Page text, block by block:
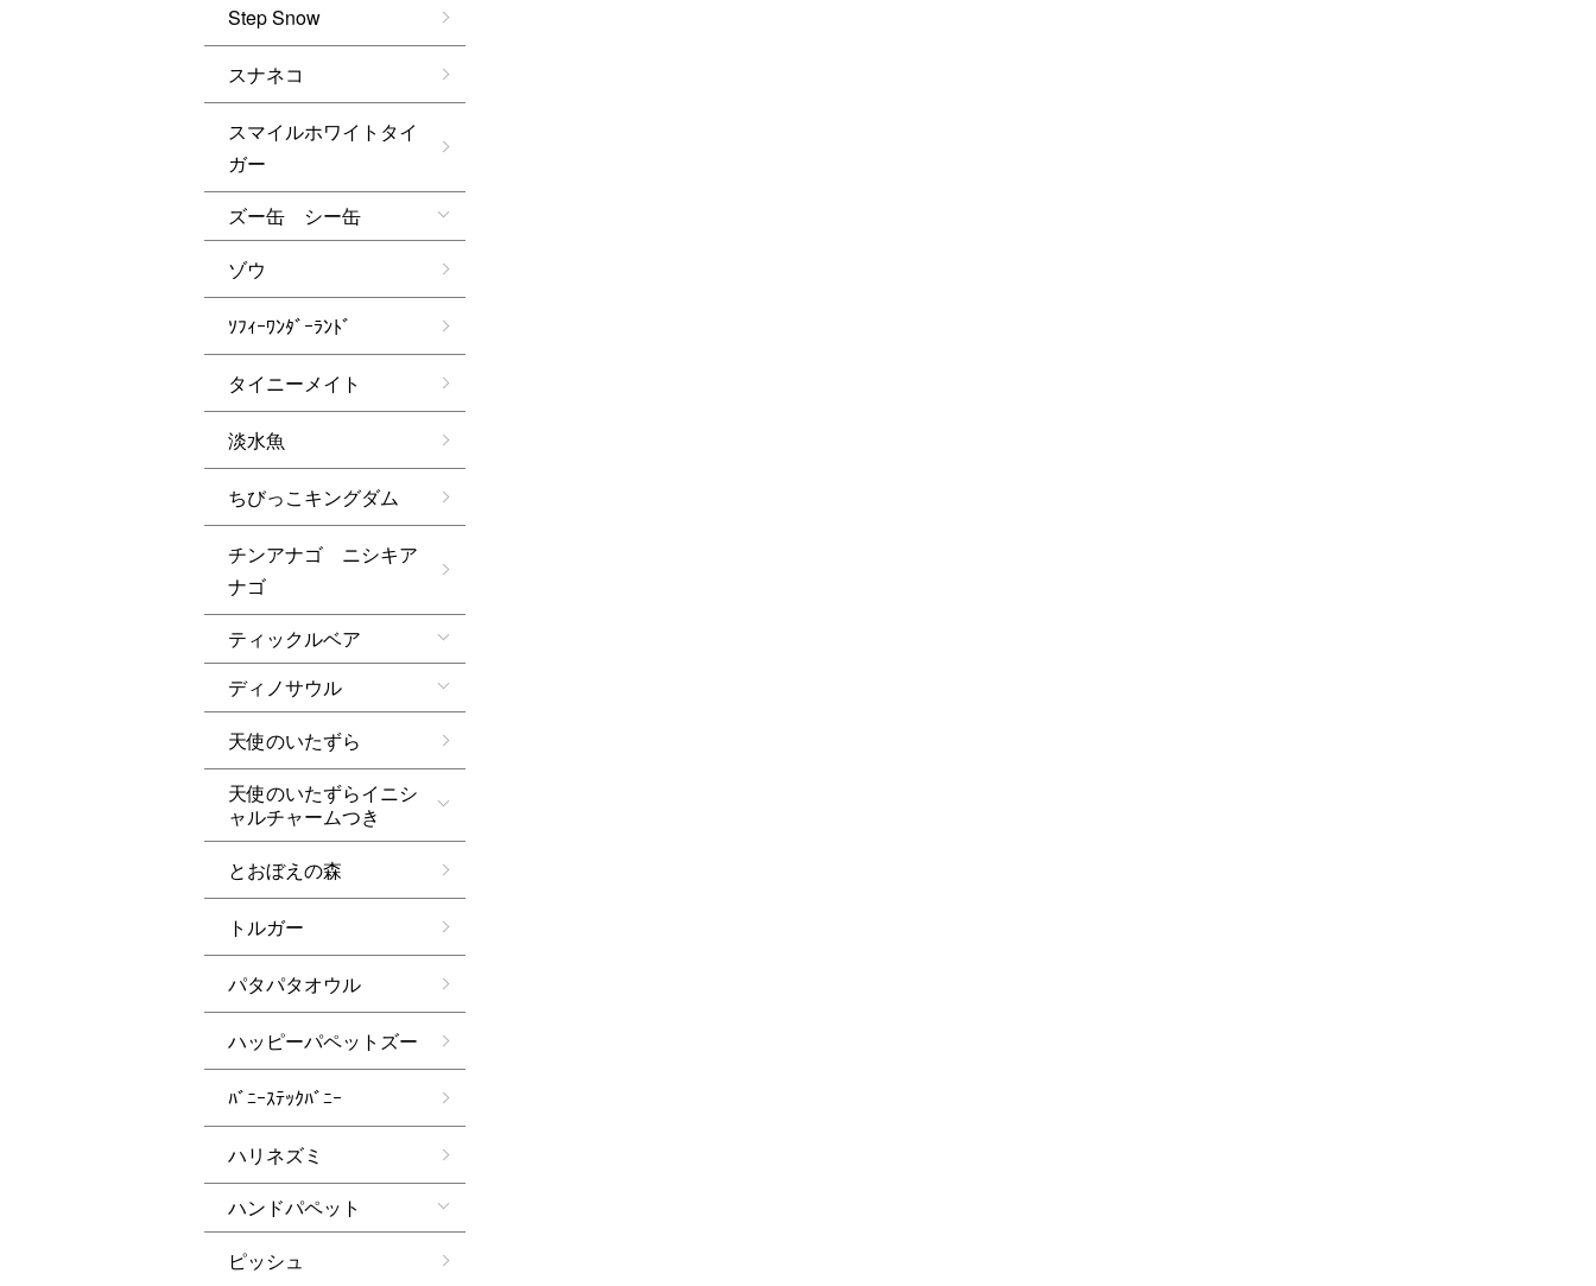
Step Snow
スナネコ
スマイルホワイトタイ
ガー
ズー缶 シー缶
ゾウ
ｿﾌｨｰﾜﾝﾀﾞｰﾗﾝﾄﾞ
タイニーメイト
淡水魚
ちびっこキングダム
チンアナゴ ニシキア
ナゴ
ティックルベア
ディノサウル
天使のいたずら
天使のいたずらイニシ
ャルチャームつき
とおぼえの森
トルガー
パタパタオウル
ハッピーパペットズー
ﾊﾞﾆｰｽﾃｯｸﾊﾞﾆｰ
ハリネズミ
ハンドパペット
ピッシュ